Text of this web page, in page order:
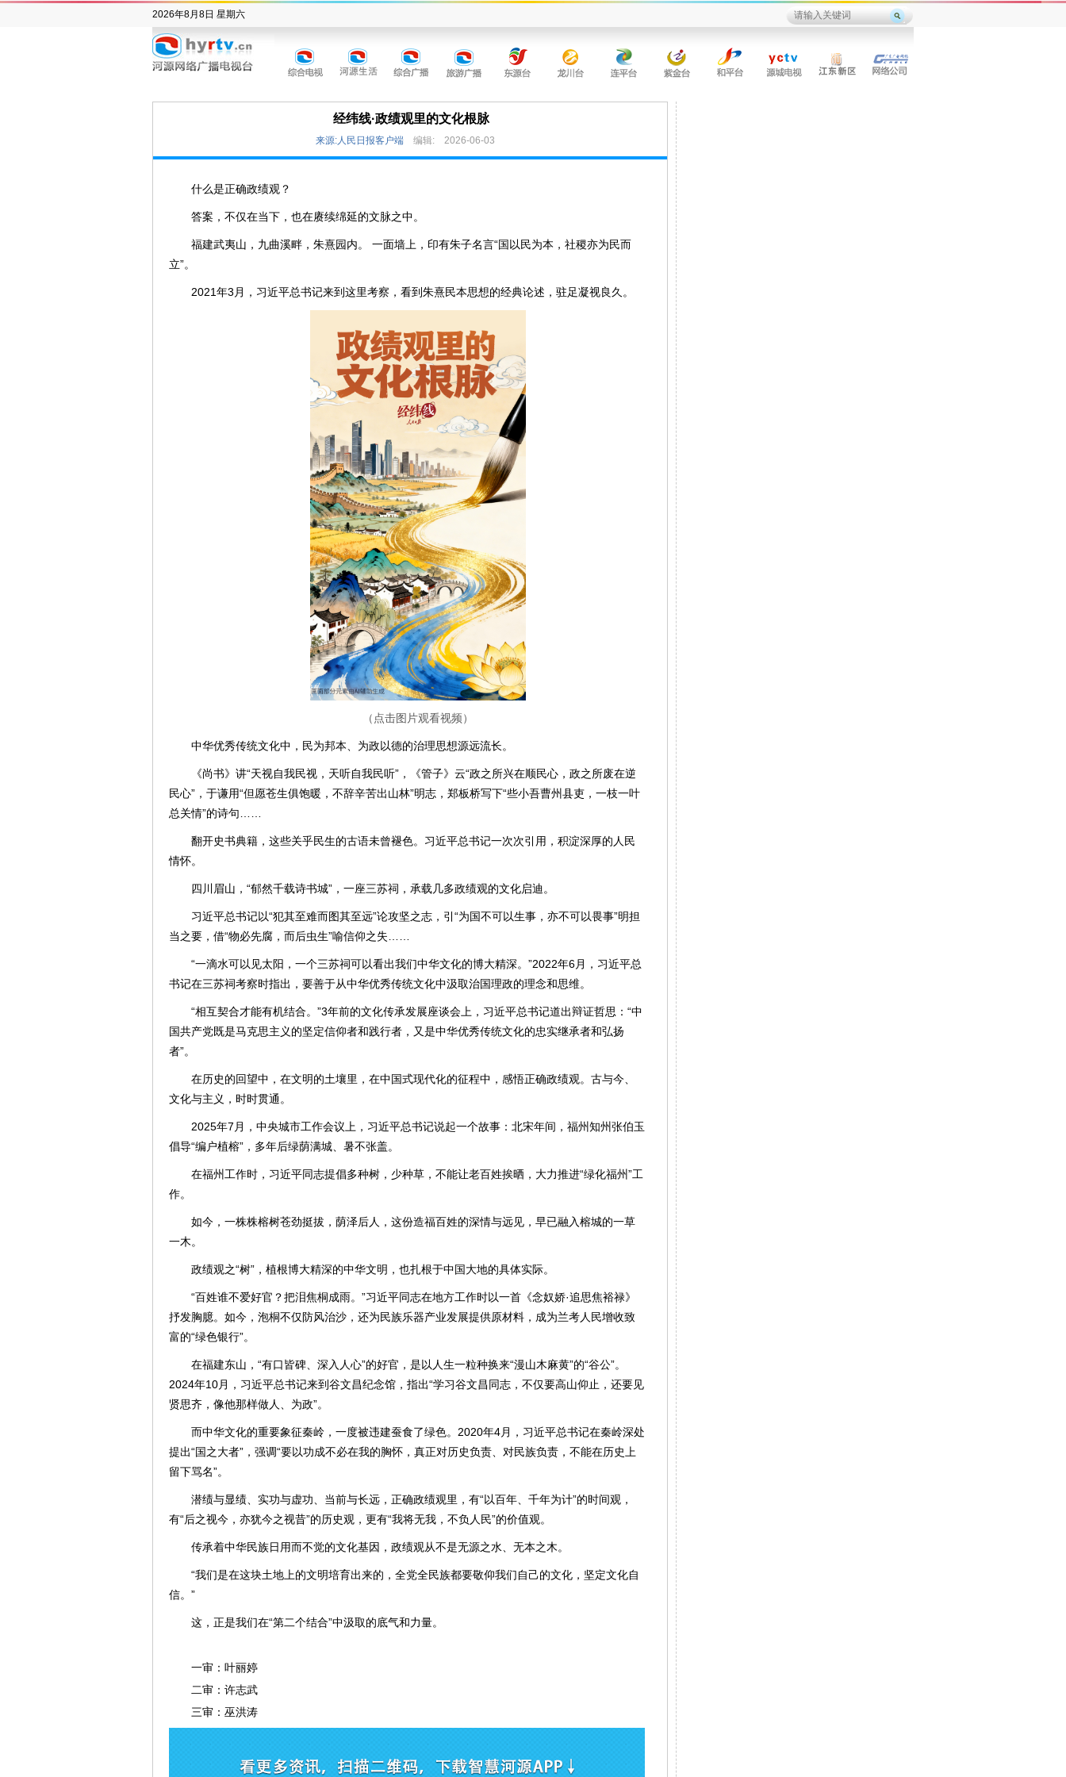
2026年8月8日 星期六
经纬线·政绩观里的文化根脉
来源:人民日报客户端 编辑: 2026-06-03
什么是正确政绩观？
答案，不仅在当下，也在赓续绵延的文脉之中。
福建武夷山，九曲溪畔，朱熹园内。 一面墙上，印有朱子名言“国以民为本，社稷亦为民而
立”。
2021年3月，习近平总书记来到这里考察，看到朱熹民本思想的经典论述，驻足凝视良久。
（点击图片观看视频）
中华优秀传统文化中，民为邦本、为政以德的治理思想源远流长。
《尚书》讲“天视自我民视，天听自我民听”，《管子》云“政之所兴在顺民心，政之所废在逆
民心”，于谦用“但愿苍生俱饱暖，不辞辛苦出山林”明志，郑板桥写下“些小吾曹州县吏，一枝一叶
总关情”的诗句……
翻开史书典籍，这些关乎民生的古语未曾褪色。习近平总书记一次次引用，积淀深厚的人民
情怀。
四川眉山，“郁然千载诗书城”，一座三苏祠，承载几多政绩观的文化启迪。
习近平总书记以“犯其至难而图其至远”论攻坚之志，引“为国不可以生事，亦不可以畏事”明担
当之要，借“物必先腐，而后虫生”喻信仰之失……
“一滴水可以见太阳，一个三苏祠可以看出我们中华文化的博大精深。”2022年6月，习近平总
书记在三苏祠考察时指出，要善于从中华优秀传统文化中汲取治国理政的理念和思维。
“相互契合才能有机结合。”3年前的文化传承发展座谈会上，习近平总书记道出辩证哲思：“中
国共产党既是马克思主义的坚定信仰者和践行者，又是中华优秀传统文化的忠实继承者和弘扬
者”。
在历史的回望中，在文明的土壤里，在中国式现代化的征程中，感悟正确政绩观。古与今、
文化与主义，时时贯通。
2025年7月，中央城市工作会议上，习近平总书记说起一个故事：北宋年间，福州知州张伯玉
倡导“编户植榕”，多年后绿荫满城、暑不张盖。
在福州工作时，习近平同志提倡多种树，少种草，不能让老百姓挨晒，大力推进“绿化福州”工
作。
如今，一株株榕树苍劲挺拔，荫泽后人，这份造福百姓的深情与远见，早已融入榕城的一草
一木。
政绩观之“树”，植根博大精深的中华文明，也扎根于中国大地的具体实际。
“百姓谁不爱好官？把泪焦桐成雨。”习近平同志在地方工作时以一首《念奴娇·追思焦裕禄》
抒发胸臆。如今，泡桐不仅防风治沙，还为民族乐器产业发展提供原材料，成为兰考人民增收致
富的“绿色银行”。
在福建东山，“有口皆碑、深入人心”的好官，是以人生一粒种换来“漫山木麻黄”的“谷公”。
2024年10月，习近平总书记来到谷文昌纪念馆，指出“学习谷文昌同志，不仅要高山仰止，还要见
贤思齐，像他那样做人、为政”。
而中华文化的重要象征秦岭，一度被违建蚕食了绿色。2020年4月，习近平总书记在秦岭深处
提出“国之大者”，强调“要以功成不必在我的胸怀，真正对历史负责、对民族负责，不能在历史上
留下骂名”。
潜绩与显绩、实功与虚功、当前与长远，正确政绩观里，有“以百年、千年为计”的时间观，
有“后之视今，亦犹今之视昔”的历史观，更有“我将无我，不负人民”的价值观。
传承着中华民族日用而不觉的文化基因，政绩观从不是无源之水、无本之木。
“我们是在这块土地上的文明培育出来的，全党全民族都要敬仰我们自己的文化，坚定文化自
信。”
这，正是我们在“第二个结合”中汲取的底气和力量。
一审：叶丽婷
二审：许志武
三审：巫洪涛